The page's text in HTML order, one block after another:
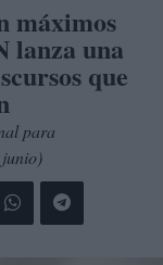
máximos
lanza una
que
para